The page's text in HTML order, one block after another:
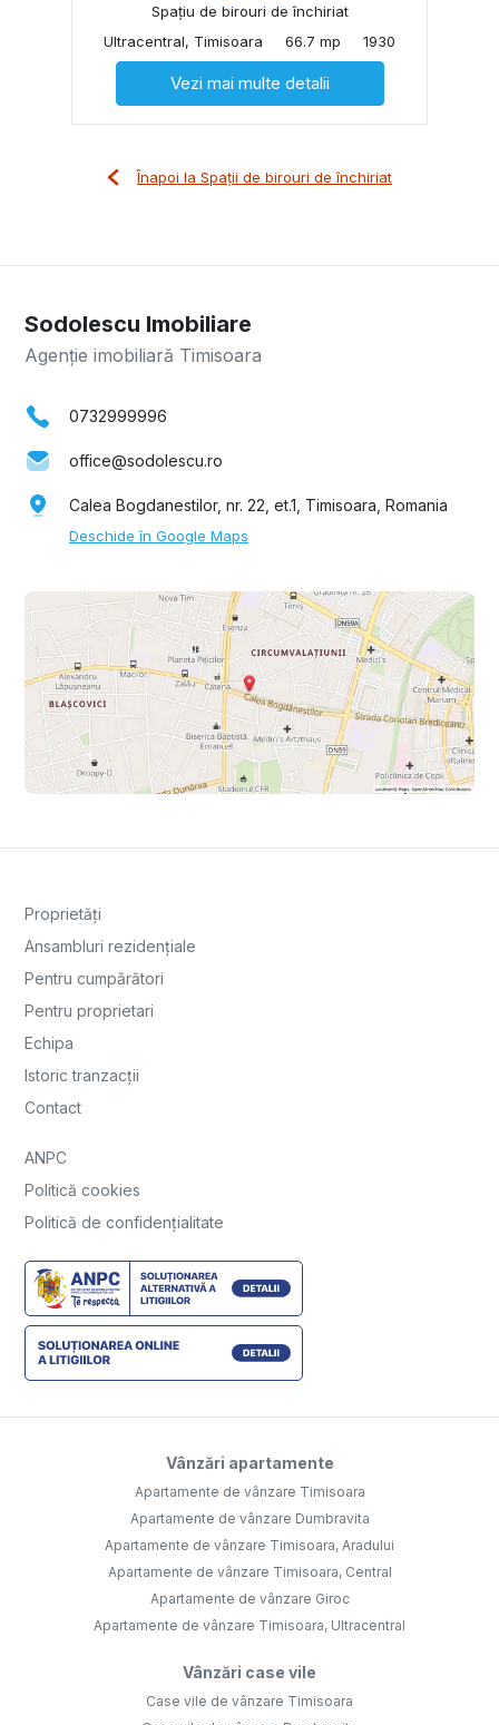
Spațiu de birouri de închiriat
Ultracentral, Timisoara
66.7 mp 1930
Vezi mai multe detalii
Înapoi la Spații de birouri de închiriat
Sodolescu Imobiliare
Agenție imobiliară Timisoara
0732999996
office@sodolescu.ro
Calea Bogdanestilor, nr. 22, et.1, Timisoara, Romania
Deschide în Google Maps
Proprietăți
Ansambluri rezidențiale
Pentru cumpărători
Pentru proprietari
Echipa
Istoric tranzacții
Contact
ANPC
Politică cookies
Politică de confidențialitate
Vânzări apartamente
Apartamente de vânzare Timisoara
Apartamente de vânzare Dumbravita
Apartamente de vânzare Timisoara, Aradului
Apartamente de vânzare Timisoara, Central
Apartamente de vânzare Giroc
Apartamente de vânzare Timisoara, Ultracentral
Vânzări case vile
Case vile de vânzare Timisoara